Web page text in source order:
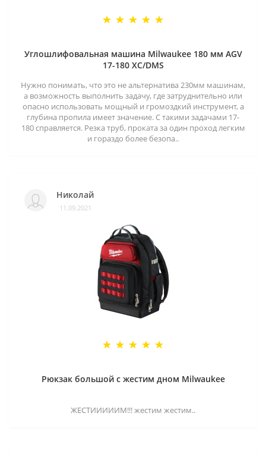
Углошлифовальная машина Milwaukee 180 мм AGV
17-180 XC/DMS
Нужно понимать, что это не альтернатива 230мм машинам,
а возможность выполнить задачу, где затруднительно или
опасно использовать мощный и громоздкий инструмент, а
глубина пропила имеет значение. С такими задачами 17-
180 справляется. Резка труб, проката за один проход легким
и гораздо более безопа..
Николай
11.09.2021
Рюкзак большой с жестим дном Milwaukee
ЖЕСТИИИИИМ!!! жестим жестим..